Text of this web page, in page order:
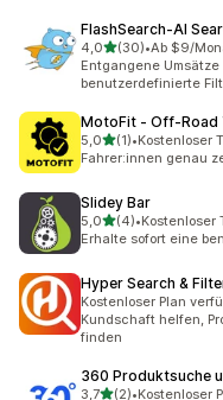
FlashSearch‑AI
4,0von 5 Sternen
(30)
30 Rezensionen
•Ab $9/
Entgangene
benutzerdefinierte
MotoFit ‑ Off‑Road
5,0von 5 Sternen
(1)
1 Rezensionen
•Kostenloser
Fahrer:innen genau
Slidey Bar
5,0von 5 Sternen
(4)
4 Rezensionen
•Kostenloser
Erhalte sofort eine
Hyper Search &
Kostenloser Plan
Kundschaft helfen,
finden
360 Produktsuche
3,7von 5 Sternen
(2)•Kostenloser